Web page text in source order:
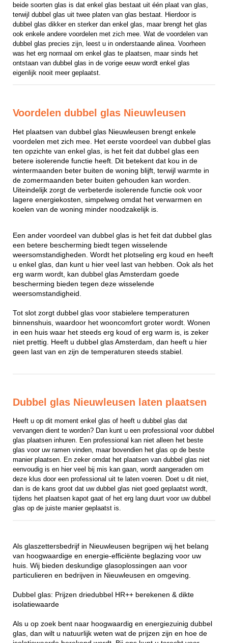
beide soorten glas is dat enkel glas bestaat uit één plaat van glas,
terwijl dubbel glas uit twee platen van glas bestaat. Hierdoor is
dubbel glas dikker en sterker dan enkel glas, maar brengt het glas
ook enkele andere voordelen met zich mee. Wat de voordelen van
dubbel glas precies zijn, leest u in onderstaande alinea. Voorheen
was het erg normaal om enkel glas te plaatsen, maar sinds het
ontstaan van dubbel glas in de vorige eeuw wordt enkel glas
eigenlijk nooit meer geplaatst.
Voordelen dubbel glas Nieuwleusen
Het plaatsen van dubbel glas Nieuwleusen brengt enkele
voordelen met zich mee. Het eerste voordeel van dubbel glas
ten opzichte van enkel glas, is het feit dat dubbel glas een
betere isolerende functie heeft. Dit betekent dat kou in de
wintermaanden beter buiten de woning blijft, terwijl warmte in
de zomermaanden beter buiten gehouden kan worden.
Uiteindelijk zorgt de verbeterde isolerende functie ook voor
lagere energiekosten, simpelweg omdat het verwarmen en
koelen van de woning minder noodzakelijk is.
Een ander voordeel van dubbel glas is het feit dat dubbel glas
een betere bescherming biedt tegen wisselende
weersomstandigheden. Wordt het plotseling erg koud en heeft
u enkel glas, dan kunt u hier veel last van hebben. Ook als het
erg warm wordt, kan dubbel glas Amsterdam goede
bescherming bieden tegen deze wisselende
weersomstandigheid.
Tot slot zorgt dubbel glas voor stabielere temperaturen
binnenshuis, waardoor het wooncomfort groter wordt. Wonen
in een huis waar het steeds erg koud of erg warm is, is zeker
niet prettig. Heeft u dubbel glas Amsterdam, dan heeft u hier
geen last van en zijn de temperaturen steeds stabiel.
Dubbel glas Nieuwleusen laten plaatsen
Heeft u op dit moment enkel glas of heeft u dubbel glas dat
vervangen dient te worden? Dan kunt u een professional voor dubbel
glas plaatsen inhuren. Een professional kan niet alleen het beste
glas voor uw ramen vinden, maar bovendien het glas op de beste
manier plaatsen. En zeker omdat het plaatsen van dubbel glas niet
eenvoudig is en hier veel bij mis kan gaan, wordt aangeraden om
deze klus door een professional uit te laten voeren. Doet u dit niet,
dan is de kans groot dat uw dubbel glas niet goed geplaatst wordt,
tijdens het plaatsen kapot gaat of het erg lang duurt voor uw dubbel
glas op de juiste manier geplaatst is.
Als glaszettersbedrijf in Nieuwleusen begrijpen wij het belang
van hoogwaardige en energie-efficiënte beglazing voor uw
huis. Wij bieden deskundige glasoplossingen aan voor
particulieren en bedrijven in Nieuwleusen en omgeving.
Dubbel glas: Prijzen driedubbel HR++ berekenen & dikte
isolatiewaarde
Als u op zoek bent naar hoogwaardig en energiezuinig dubbel
glas, dan wilt u natuurlijk weten wat de prijzen zijn en hoe de